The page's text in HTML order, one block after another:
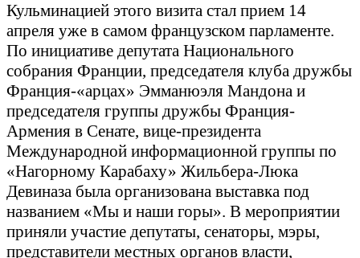
Кульминацией этого визита стал прием 14
апреля уже в самом французском парламенте.
По инициативе депутата Национального
собрания Франции, председателя клуба дружбы
Франция-«арцах» Эмманюэля Мандона и
председателя группы дружбы Франция-
Армения в Сенате, вице-президента
Международной информационной группы по
«Нагорному Карабаху» Жильбера-Люка
Девиназа была организована выставка под
названием «Мы и наши горы». В мероприятии
приняли участие депутаты, сенаторы, мэры,
представители местных органов власти,